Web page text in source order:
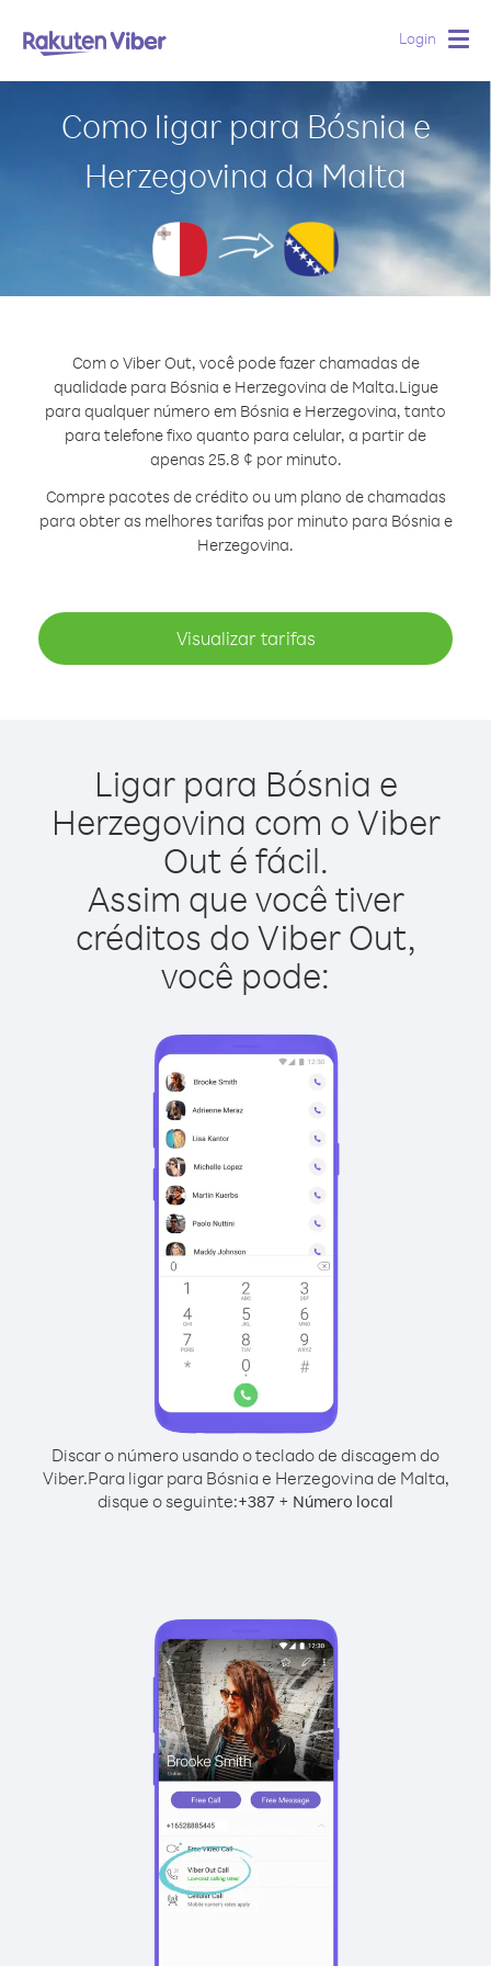
Login
Como ligar para Bósnia e
Herzegovina da Malta
Com o Viber Out, você pode fazer chamadas de
qualidade para Bósnia e Herzegovina de Malta.Ligue
para qualquer número em Bósnia e Herzegovina, tanto
para telefone fixo quanto para celular, a partir de
apenas 25.8 ¢ por minuto.
Compre pacotes de crédito ou um plano de chamadas
para obter as melhores tarifas por minuto para Bósnia e
Herzegovina.
Visualizar tarifas
Ligar para Bósnia e
Herzegovina com o Viber
Out é fácil.
Assim que você tiver
créditos do Viber Out,
você pode:
Discar o número usando o teclado de discagem do
Viber.Para ligar para Bósnia e Herzegovina de Malta,
disque o seguinte:+387 + Número local